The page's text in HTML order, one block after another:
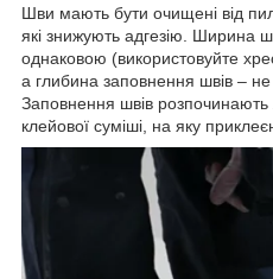
Шви мають бути очищені від
які знижують адгезію. Ширина
однаковою (використовуйте
а глибина заповнення швів –
Заповнення швів розпочинають
клейової суміші, на яку